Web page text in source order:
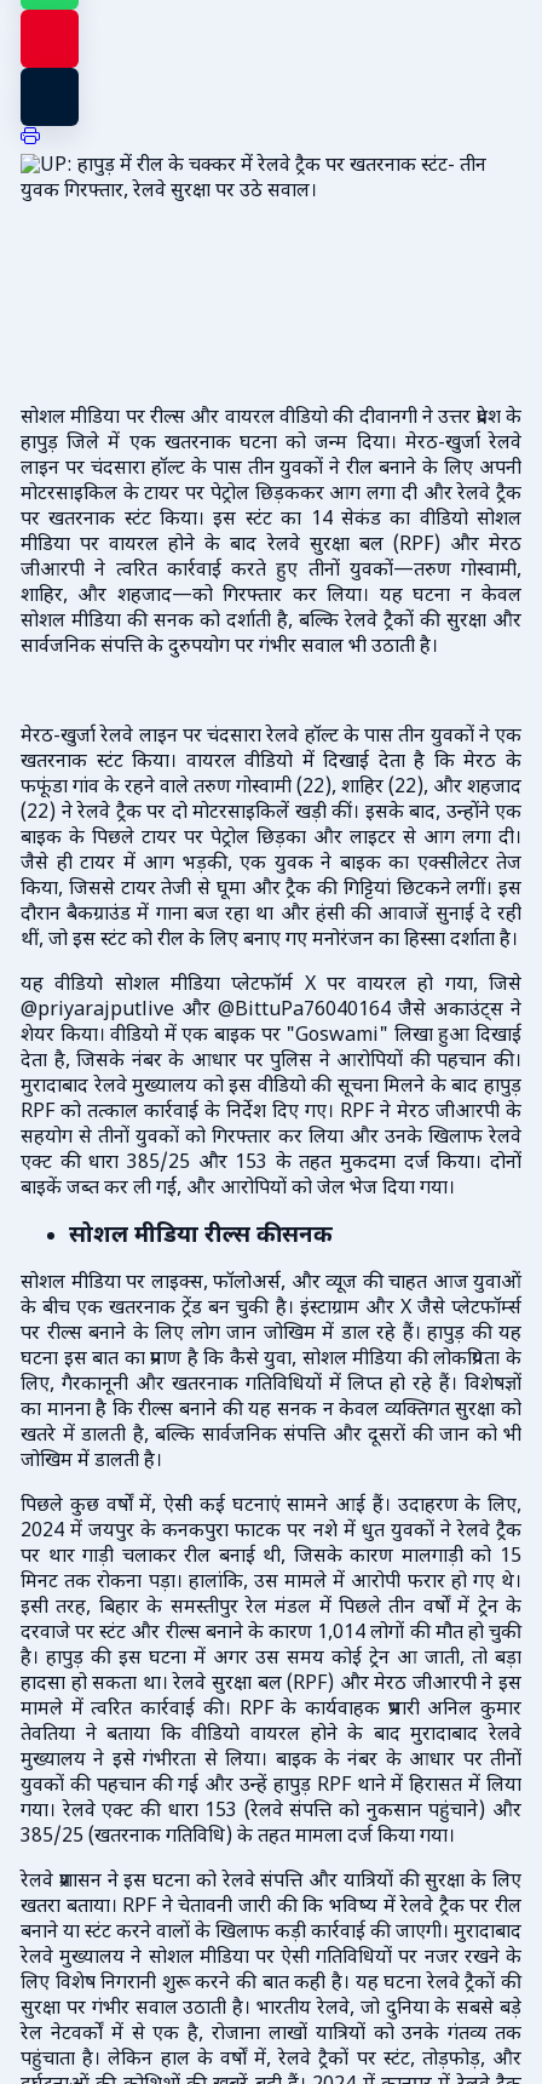
सोशल मीडिया पर रील्स और वायरल वीडियो की दीवानगी ने उत्तर प्रदेश के
हापुड़ जिले में एक खतरनाक घटना को जन्म दिया। मेरठ-खुर्जा रेलवे
लाइन पर चंदसारा हॉल्ट के पास तीन युवकों ने रील बनाने के लिए अपनी
मोटरसाइकिल के टायर पर पेट्रोल छिड़ककर आग लगा दी और रेलवे ट्रैक
पर खतरनाक स्टंट किया। इस स्टंट का 14 सेकंड का वीडियो सोशल
मीडिया पर वायरल होने के बाद रेलवे सुरक्षा बल (RPF) और मेरठ
जीआरपी ने त्वरित कार्रवाई करते हुए तीनों युवकों—तरुण गोस्वामी,
शाहिर, और शहजाद—को गिरफ्तार कर लिया। यह घटना न केवल
सोशल मीडिया की सनक को दर्शाती है, बल्कि रेलवे ट्रैकों की सुरक्षा और
सार्वजनिक संपत्ति के दुरुपयोग पर गंभीर सवाल भी उठाती है।
मेरठ-खुर्जा रेलवे लाइन पर चंदसारा रेलवे हॉल्ट के पास तीन युवकों ने एक
खतरनाक स्टंट किया। वायरल वीडियो में दिखाई देता है कि मेरठ के
फफूंडा गांव के रहने वाले तरुण गोस्वामी (22), शाहिर (22), और शहजाद
(22) ने रेलवे ट्रैक पर दो मोटरसाइकिलें खड़ी कीं। इसके बाद, उन्होंने एक
बाइक के पिछले टायर पर पेट्रोल छिड़का और लाइटर से आग लगा दी।
जैसे ही टायर में आग भड़की, एक युवक ने बाइक का एक्सीलेटर तेज
किया, जिससे टायर तेजी से घूमा और ट्रैक की गिट्टियां छिटकने लगीं। इस
दौरान बैकग्राउंड में गाना बज रहा था और हंसी की आवाजें सुनाई दे रही
थीं, जो इस स्टंट को रील के लिए बनाए गए मनोरंजन का हिस्सा दर्शाता है।
यह वीडियो सोशल मीडिया प्लेटफॉर्म X पर वायरल हो गया, जिसे
@priyarajputlive और @BittuPa76040164 जैसे अकाउंट्स ने
शेयर किया। वीडियो में एक बाइक पर "Goswami" लिखा हुआ दिखाई
देता है, जिसके नंबर के आधार पर पुलिस ने आरोपियों की पहचान की।
मुरादाबाद रेलवे मुख्यालय को इस वीडियो की सूचना मिलने के बाद हापुड़
RPF को तत्काल कार्रवाई के निर्देश दिए गए। RPF ने मेरठ जीआरपी के
सहयोग से तीनों युवकों को गिरफ्तार कर लिया और उनके खिलाफ रेलवे
एक्ट की धारा 385/25 और 153 के तहत मुकदमा दर्ज किया। दोनों
बाइकें जब्त कर ली गईं, और आरोपियों को जेल भेज दिया गया।
सोशल मीडिया रील्स की सनक
सोशल मीडिया पर लाइक्स, फॉलोअर्स, और व्यूज की चाहत आज युवाओं
के बीच एक खतरनाक ट्रेंड बन चुकी है। इंस्टाग्राम और X जैसे प्लेटफॉर्म्स
पर रील्स बनाने के लिए लोग जान जोखिम में डाल रहे हैं। हापुड़ की यह
घटना इस बात का प्रमाण है कि कैसे युवा, सोशल मीडिया की लोकप्रियता के
लिए, गैरकानूनी और खतरनाक गतिविधियों में लिप्त हो रहे हैं। विशेषज्ञों
का मानना है कि रील्स बनाने की यह सनक न केवल व्यक्तिगत सुरक्षा को
खतरे में डालती है, बल्कि सार्वजनिक संपत्ति और दूसरों की जान को भी
जोखिम में डालती है।
पिछले कुछ वर्षों में, ऐसी कई घटनाएं सामने आई हैं। उदाहरण के लिए,
2024 में जयपुर के कनकपुरा फाटक पर नशे में धुत युवकों ने रेलवे ट्रैक
पर थार गाड़ी चलाकर रील बनाई थी, जिसके कारण मालगाड़ी को 15
मिनट तक रोकना पड़ा। हालांकि, उस मामले में आरोपी फरार हो गए थे।
इसी तरह, बिहार के समस्तीपुर रेल मंडल में पिछले तीन वर्षों में ट्रेन के
दरवाजे पर स्टंट और रील्स बनाने के कारण 1,014 लोगों की मौत हो चुकी
है। हापुड़ की इस घटना में अगर उस समय कोई ट्रेन आ जाती, तो बड़ा
हादसा हो सकता था। रेलवे सुरक्षा बल (RPF) और मेरठ जीआरपी ने इस
मामले में त्वरित कार्रवाई की। RPF के कार्यवाहक प्रभारी अनिल कुमार
तेवतिया ने बताया कि वीडियो वायरल होने के बाद मुरादाबाद रेलवे
मुख्यालय ने इसे गंभीरता से लिया। बाइक के नंबर के आधार पर तीनों
युवकों की पहचान की गई और उन्हें हापुड़ RPF थाने में हिरासत में लिया
गया। रेलवे एक्ट की धारा 153 (रेलवे संपत्ति को नुकसान पहुंचाने) और
385/25 (खतरनाक गतिविधि) के तहत मामला दर्ज किया गया।
रेलवे प्रशासन ने इस घटना को रेलवे संपत्ति और यात्रियों की सुरक्षा के लिए
खतरा बताया। RPF ने चेतावनी जारी की कि भविष्य में रेलवे ट्रैक पर रील
बनाने या स्टंट करने वालों के खिलाफ कड़ी कार्रवाई की जाएगी। मुरादाबाद
रेलवे मुख्यालय ने सोशल मीडिया पर ऐसी गतिविधियों पर नजर रखने के
लिए विशेष निगरानी शुरू करने की बात कही है। यह घटना रेलवे ट्रैकों की
सुरक्षा पर गंभीर सवाल उठाती है। भारतीय रेलवे, जो दुनिया के सबसे बड़े
रेल नेटवर्कों में से एक है, रोजाना लाखों यात्रियों को उनके गंतव्य तक
पहुंचाता है। लेकिन हाल के वर्षों में, रेलवे ट्रैकों पर स्टंट, तोड़फोड़, और